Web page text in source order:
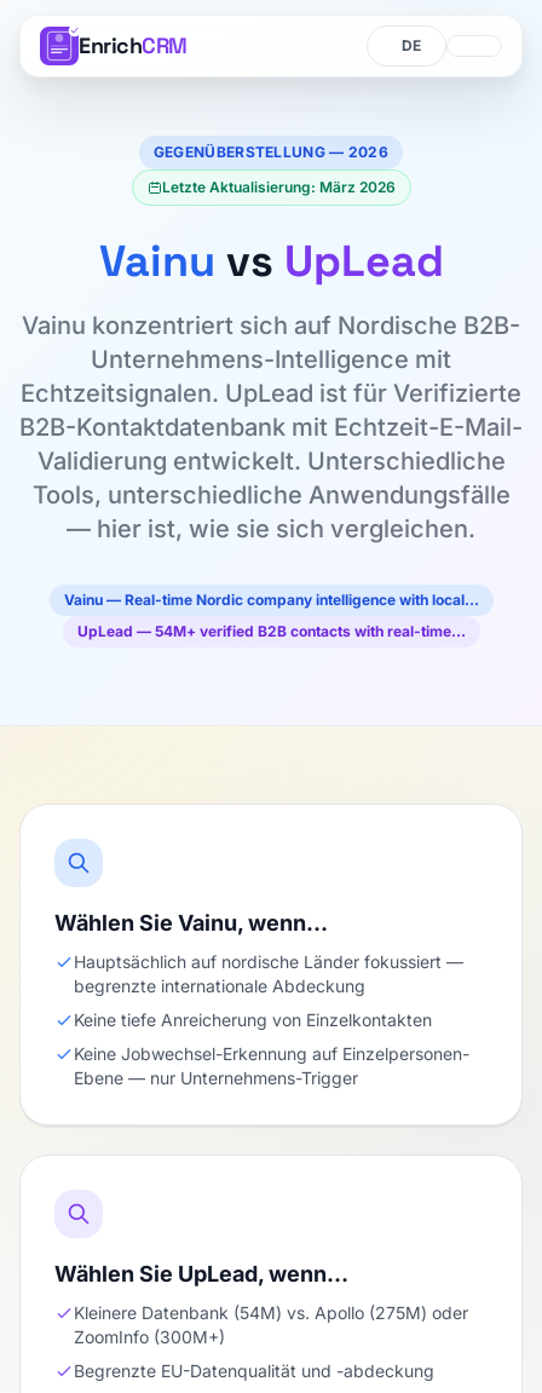
EnrichCRM Sprache
Sprache
GEGENÜBERSTELLUNG — 2026
Letzte Aktualisierung: März 2026
Vainu vs UpLead
Vainu konzentriert sich auf Nordische B2B-
Unternehmens-Intelligence mit
Echtzeitsignalen. UpLead ist für Verifizierte
B2B-Kontaktdatenbank mit Echtzeit-E-Mail-
Validierung entwickelt. Unterschiedliche
Tools, unterschiedliche Anwendungsfälle
— hier ist, wie sie sich vergleichen.
Vainu — Real-time Nordic company intelligence with local…
UpLead — 54M+ verified B2B contacts with real-time…
Wählen Sie Vainu, wenn…
Hauptsächlich auf nordische Länder fokussiert —
begrenzte internationale Abdeckung
Keine tiefe Anreicherung von Einzelkontakten
Keine Jobwechsel-Erkennung auf Einzelpersonen-
Ebene — nur Unternehmens-Trigger
Wählen Sie UpLead, wenn…
Kleinere Datenbank (54M) vs. Apollo (275M) oder
ZoomInfo (300M+)
Begrenzte EU-Datenqualität und -abdeckung